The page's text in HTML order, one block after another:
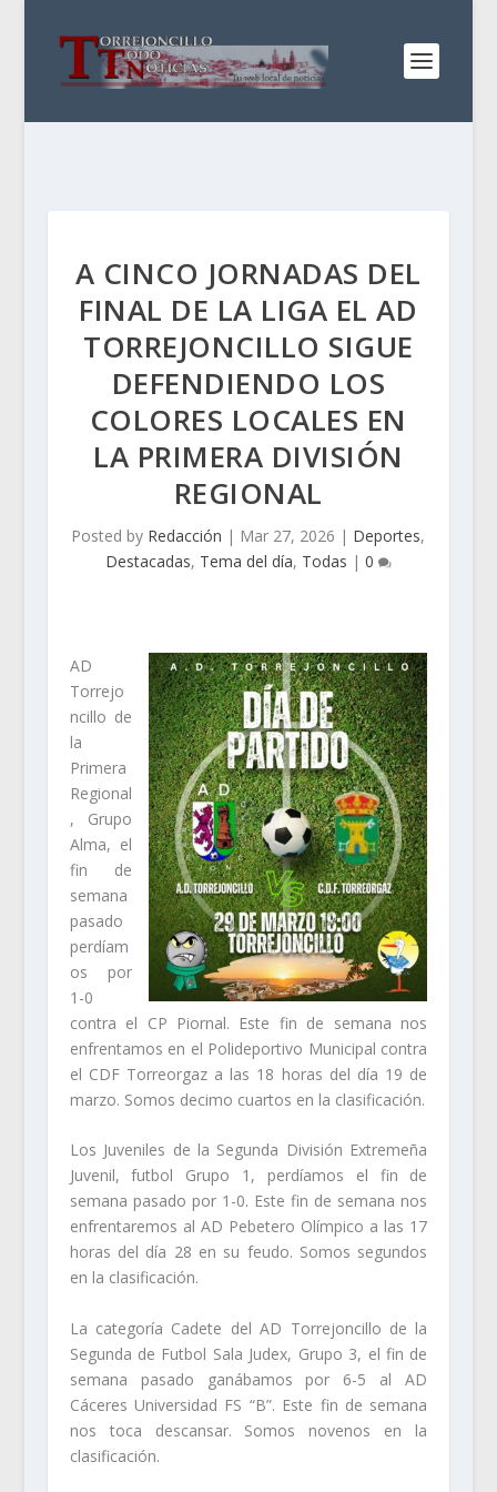
A CINCO JORNADAS DEL
FINAL DE LA LIGA EL AD
TORREJONCILLO SIGUE
DEFENDIENDO LOS
COLORES LOCALES EN
LA PRIMERA DIVISIÓN
REGIONAL
Posted by Redacción | Mar 27, 2026 | Deportes,
Destacadas, Tema del día, Todas | 0
AD
Torrejo
ncillo de
la
Primera
Regional
, Grupo
Alma, el
fin de
semana
pasado
perdíam
os por
1-0
contra el CP Piornal. Este fin de semana nos
enfrentamos en el Polideportivo Municipal contra
el CDF Torreorgaz a las 18 horas del día 19 de
marzo. Somos decimo cuartos en la clasificación.
Los Juveniles de la Segunda División Extremeña
Juvenil, futbol Grupo 1, perdíamos el fin de
semana pasado por 1-0. Este fin de semana nos
enfrentaremos al AD Pebetero Olímpico a las 17
horas del día 28 en su feudo. Somos segundos
en la clasificación.
La categoría Cadete del AD Torrejoncillo de la
Segunda de Futbol Sala Judex, Grupo 3, el fin de
semana pasado ganábamos por 6-5 al AD
Cáceres Universidad FS “B”. Este fin de semana
nos toca descansar. Somos novenos en la
clasificación.